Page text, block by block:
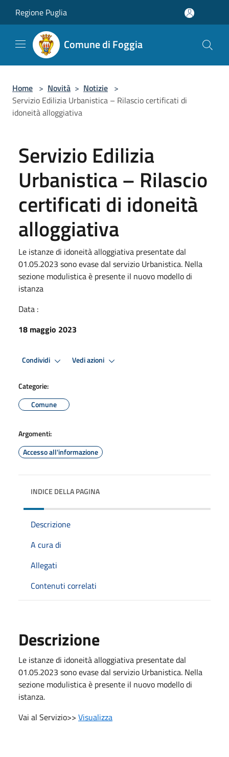
Regione Puglia
Comune di Foggia
Home > Novità > Notizie >
Servizio Edilizia Urbanistica – Rilascio certificati di
idoneità alloggiativa
Servizio Edilizia
Urbanistica – Rilascio
certificati di idoneità
alloggiativa
Le istanze di idoneità alloggiativa presentate dal
01.05.2023 sono evase dal servizio Urbanistica. Nella
sezione modulistica è presente il nuovo modello di
istanza
Data :
18 maggio 2023
Condividi Vedi azioni
Categorie:
Comune
Argomenti:
Accesso all'informazione
INDICE DELLA PAGINA
Descrizione
A cura di
Allegati
Contenuti correlati
Descrizione
Le istanze di idoneità alloggiativa presentate dal
01.05.2023 sono evase dal servizio Urbanistica. Nella
sezione modulistica è presente il nuovo modello di
istanza.
Vai al Servizio>> Visualizza